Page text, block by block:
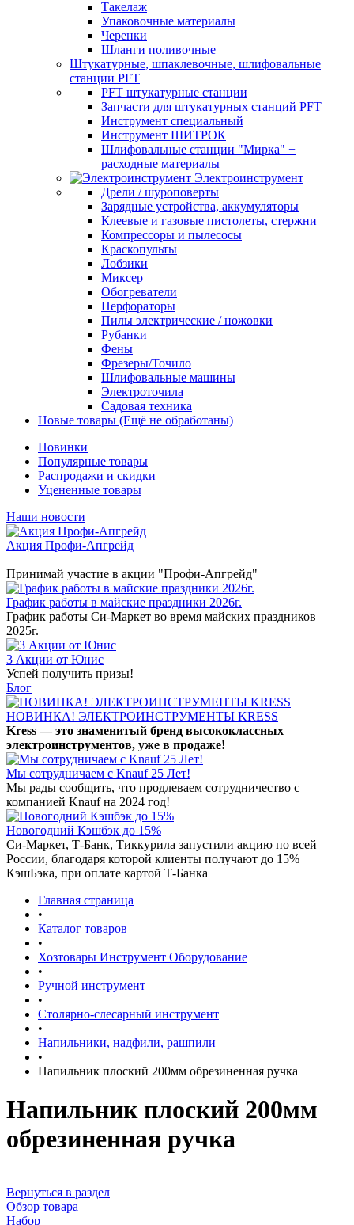
Такелаж
Упаковочные материалы
Черенки
Шланги поливочные
Штукатурные, шпаклевочные, шлифовальные
станции PFT
PFT штукатурные станции
Запчасти для штукатурных станций PFT
Инструмент специальный
Инструмент ШИТРОК
Шлифовальные станции "Мирка" +
расходные материалы
Электроинструмент
Дрели / шуроповерты
Зарядные устройства, аккумуляторы
Клеевые и газовые пистолеты, стержни
Компрессоры и пылесосы
Краскопульты
Лобзики
Миксер
Обогреватели
Перфораторы
Пилы электрические / ножовки
Рубанки
Фены
Фрезеры/Точило
Шлифовальные машины
Электроточила
Садовая техника
Новые товары (Ещё не обработаны)
Новинки
Популярные товары
Распродажи и скидки
Уцененные товары
Наши новости
Акция Профи-Апгрейд
Принимай участие в акции "Профи-Апгрейд"
График работы в майские праздники 2026г.
График работы Си-Маркет во время майских праздников
2025г.
3 Акции от Юнис
Успей получить призы!
Блог
НОВИНКА! ЭЛЕКТРОИНСТРУМЕНТЫ KRESS
Kress — это знаменитый бренд высококлассных
электроинструментов, уже в продаже!
Мы сотрудничаем с Knauf 25 Лет!
Мы рады сообщить, что продлеваем сотрудничество с
компанией Knauf на 2024 год!
Новогодний Кэшбэк до 15%
Си-Маркет, Т-Банк, Тиккурила запустили акцию по всей
России, благодаря которой клиенты получают до 15%
КэшБэка, при оплате картой Т-Банка
Главная страница
•
Каталог товаров
•
Хозтовары Инструмент Оборудование
•
Ручной инструмент
•
Столярно-слесарный инструмент
•
Напильники, надфили, рашпили
•
Напильник плоский 200мм обрезиненная ручка
Напильник плоский 200мм
обрезиненная ручка
Вернуться в раздел
Обзор товара
Набор